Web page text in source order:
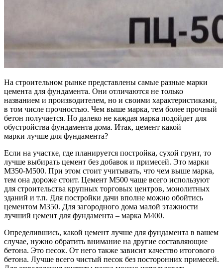
На строительном рынке представлены самые разные марки
цемента для фундамента. Они отличаются не только
названием и производителем, но и своими характеристиками,
в том числе прочностью. Чем выше марка, тем более прочный
бетон получается. Но далеко не каждая марка подойдет для
обустройства фундамента дома. Итак, цемент какой
марки лучше для фундамента?
Если на участке, где планируется постройка, сухой грунт, то
лучше выбирать цемент без добавок и примесей. Это марки
М350-М500. При этом стоит учитывать, что чем выше марка,
тем она дороже стоит. Цемент М500 чаще всего используют
для строительства крупных торговых центров, монолитных
зданий и т.п. Для постройки дачи вполне можно обойтись
цементом М350. Для загородного дома малой этажности
лучший цемент для фундамента – марка М400.
Определившись, какой цемент лучше для фундамента в вашем
случае, нужно обратить внимание на другие составляющие
бетона. Это песок. От него также зависит качество итогового
бетона. Лучше всего чистый песок без посторонних примесей.